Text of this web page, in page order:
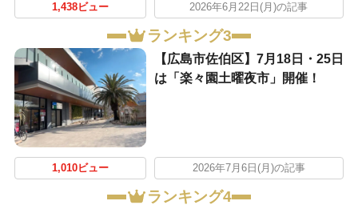
1,438ビュー 2026年6月22日(月)の記事
ランキング3
【広島市佐伯区】7月18日・25日
は「楽々園土曜夜市」開催！
1,010ビュー 2026年7月6日(月)の記事
ランキング4